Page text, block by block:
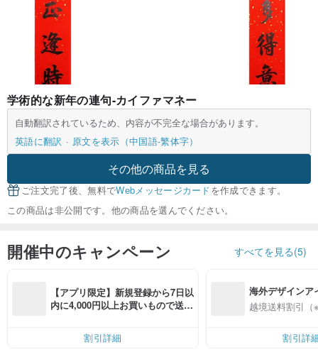
学術的な新年の連句-カイファマネー
自動翻訳されているため、内容が不完全な場合があります。
英語に翻訳
原文を表示（中国語-繁体字）
その他の商品を見る
ご注文完了後、無料でWebメッセージカードを作成できます。
この商品は非公開です。他の商品を選んでください。
開催中のキャンペーン すべてを見る(5)
【アプリ限定】新規登録から7日以
内に4,000円以上お買いもので送料
割引詳細
海外デザインア
入
越境送料割引（
割引詳